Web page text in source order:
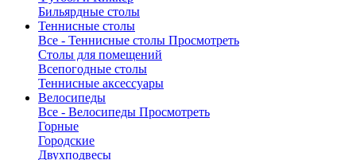
Бильярдные столы
Теннисные столы
Все - Теннисные столы Просмотреть
Столы для помещений
Всепогодные столы
Теннисные аксессуары
Велосипеды
Все - Велосипеды Просмотреть
Горные
Городские
Двухподвесы